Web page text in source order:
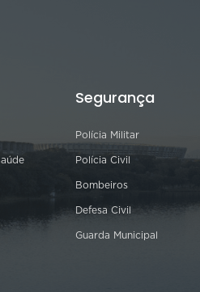
Segurança
Polícia Militar
Polícia Civil
Bombeiros
Defesa Civil
Guarda Municipal